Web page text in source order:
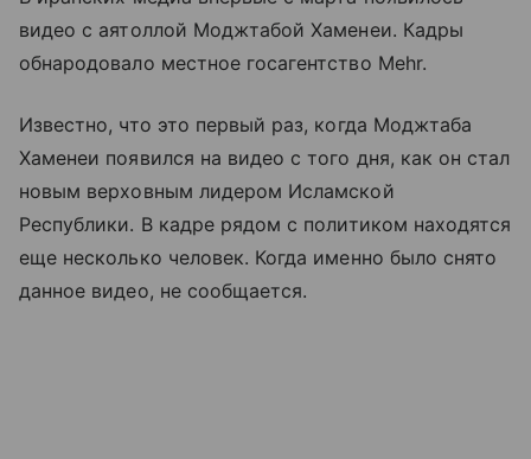
видео с аятоллой Моджтабой Хаменеи. Кадры
обнародовало местное госагентство Mehr.
Известно, что это первый раз, когда Моджтаба
Хаменеи появился на видео с того дня, как он стал
новым верховным лидером Исламской
Республики. В кадре рядом с политиком находятся
еще несколько человек. Когда именно было снято
данное видео, не сообщается.